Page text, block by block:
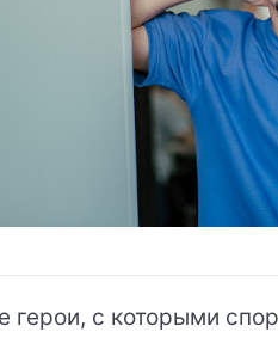
герои, с которыми